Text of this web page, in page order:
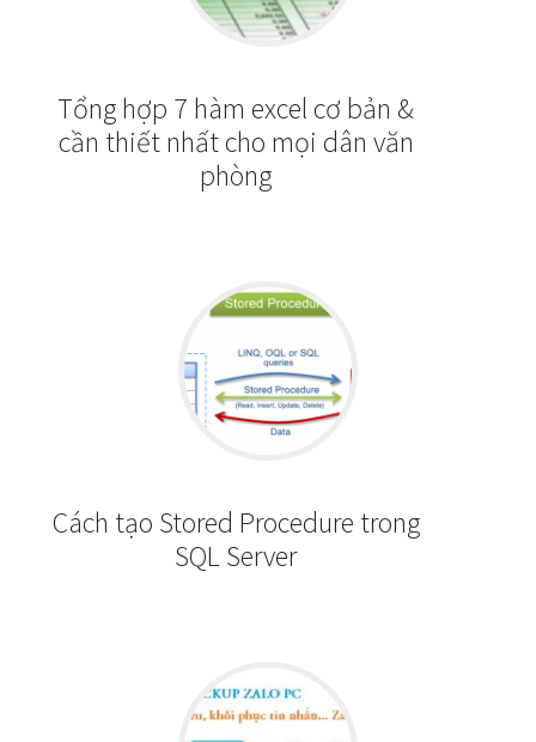
Tổng hợp 7 hàm excel cơ bản &
cần thiết nhất cho mọi dân văn
phòng
Cách tạo Stored Procedure trong
SQL Server